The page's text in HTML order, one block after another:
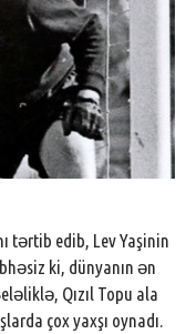
tərtib edib, Lev Yaşinin
ki, dünyanın ən
Qızıl Topu ala
çox yaxşı oynadı.